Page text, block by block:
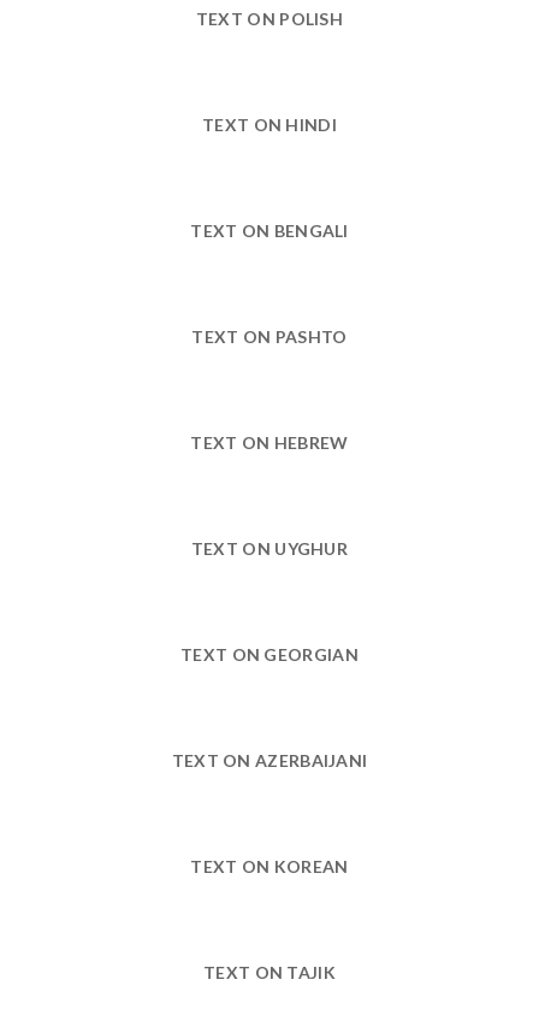
TEXT ON POLISH
TEXT ON HINDI
TEXT ON BENGALI
TEXT ON PASHTO
TEXT ON HEBREW
TEXT ON UYGHUR
TEXT ON GEORGIAN
TEXT ON AZERBAIJANI
TEXT ON KOREAN
TEXT ON TAJIK